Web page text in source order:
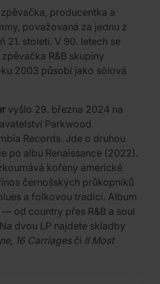
producentka a
považovaná za jednu z
21. století. V 90. letech se
R&B skupiny
2003 působí jako sólová
vyšlo 29. března 2024 na
Parkwood
Records. Jde o druhou
po albu Renaissance (2022).
kořeny americké
černošských průkopníků
a folkovou tradici. Album
od country přes R&B a soul
dvou LP najdete skladby
, 16 Carriagesči II Most